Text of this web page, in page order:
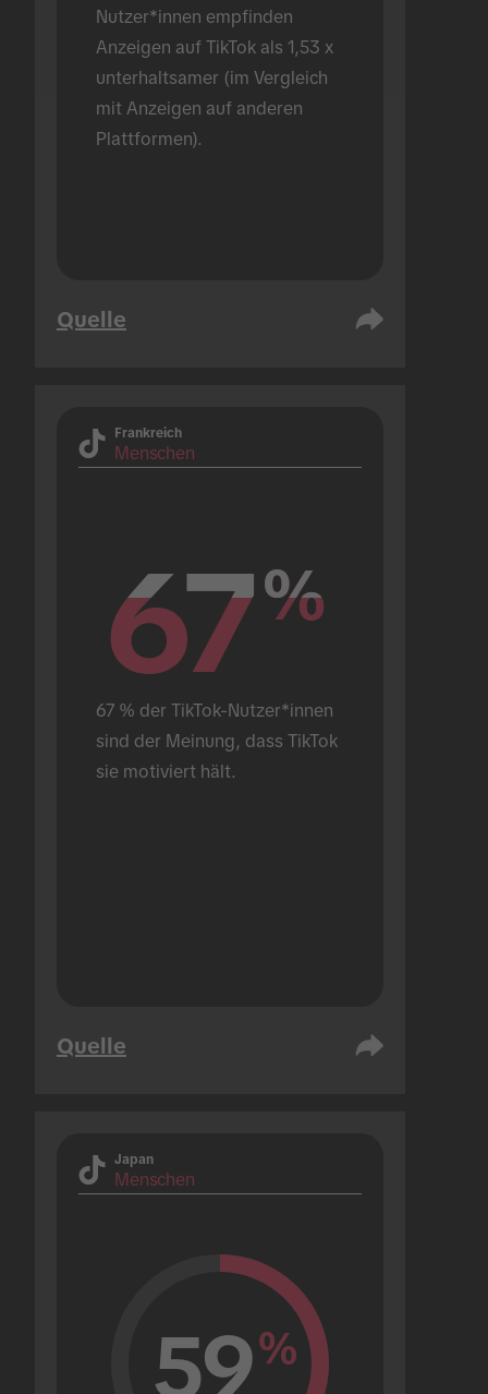
Nutzer*innen empfinden
Anzeigen auf TikTok als 1,53 x
unterhaltsamer (im Vergleich
mit Anzeigen auf anderen
Plattformen).
Quelle
Frankreich
Menschen
67%
67%
67 % der TikTok-Nutzer*innen
sind der Meinung, dass TikTok
sie motiviert hält.
Quelle
Japan
Menschen
59%